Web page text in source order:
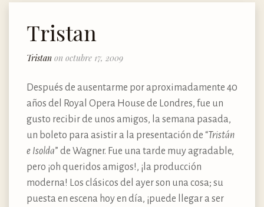
Tristan
Tristan on octubre 17, 2009
Después de ausentarme por aproximadamente 40
años del Royal Opera House de Londres, fue un
gusto recibir de unos amigos, la semana pasada,
un boleto para asistir a la presentación de “Tristán
e Isolda” de Wagner. Fue una tarde muy agradable,
pero ¡oh queridos amigos!, ¡la producción
moderna! Los clásicos del ayer son una cosa; su
puesta en escena hoy en día, ¡puede llegar a ser